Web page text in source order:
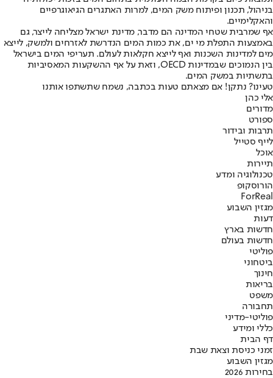
בניהול, תכנון ופיתוח משק המים, למרות האתגרים הגיאוגרפיים
והאקלימיים.
אף שמרבית שטחי המדינה הם מדבר, מדינת ישראל מצליחה לייצר, גם
באמצעות התפלת מי ים, את כמות המים הנדרשת לאזרחים ולמשק, לייצא
מים למדינות השכנות ואף לייצא חקלאות לעולם. תעריפי המים בישראל
בין הנמוכים שבמדינות OECD, וזאת על אף ההשקעות המאסיביות
בתשתיות במשק המים.
טעינו? נתקן! אם מצאתם טעות בכתבה, נשמח שתשתפו אותנו
אלי כהן
מדורים
ספורט
תרבות ובידור
לייף סטייל
אוכל
תיירות
טכנולוגיה ומדע
הורוסקופ
ForReal
מגזין השבוע
דעות
חדשות בארץ
חדשות בעולם
פוליטי
ביטחוני
חינוך
בריאות
משפט
תחבורה
פוליטי-מדיני
כללי ומידע
דף הבית
זמני כניסת וצאת שבת
מגזין השבוע
בחירות 2026